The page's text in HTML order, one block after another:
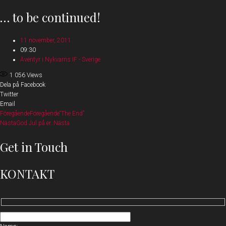
… to be continued!
11 november, 2011
09:30
Äventyr i Nykvarns IF - Sverige
1 056 Views
Dela på Facebook
Twitter
Email
FöregåendeFöregående“The End”
NästaGod Jul på er.. Nästa
Get in Touch
KONTAKT